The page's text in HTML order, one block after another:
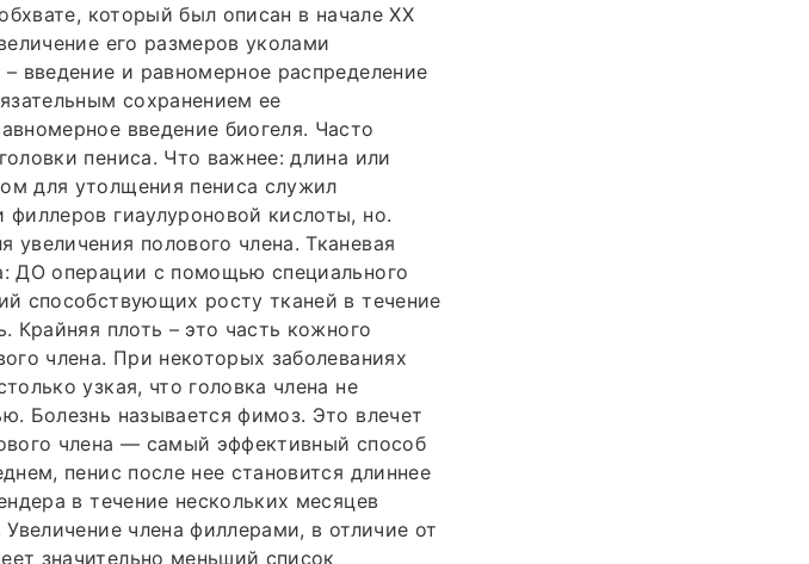
который был описан в начале ΧΧ
его размеров уколами
введение и равномерное распределение
сохранением ее
введение биогеля. Часто
пениса. Что важнее: длина или
для утолщения пениса служил
гиаулуроновой кислоты, но.
полового члена. Тканевая
ДО операции с помощью специального
способствующих росту тканей в течение
Крайняя плоть – это часть кожного
члена. При некоторых заболеваниях
узкая, что головка члена не
Болезнь называется фимоз. Это влечет
члена — самый эффективный способ
пенис после нее становится длиннее
в течение нескольких месяцев
члена филлерами, в отличие от
значительно меньший список